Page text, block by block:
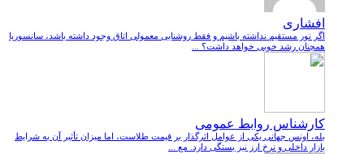
افشاری
اگر نور مستقیم نداشته باشیم و فقط روشنایی معمولی اتاق وجود داشته باشد، سانسوریا
همچنان رشد خوبی خواهد داشت؟ ...
کارشناس روابط عمومی
بله، اونس جهانی یکی از عوامل اثرگذار بر قیمت طلاست، اما میزان تأثیر آن به شرایط
بازار داخلی و نرخ ارز نیز بستگی دارد. مع ...